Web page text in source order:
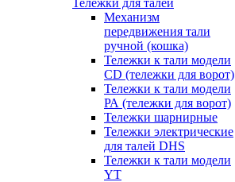
Тележки для талей
Механизм
передвижения тали
ручной (кошка)
Тележки к тали модели
CD (тележки для ворот)
Тележки к тали модели
РА (тележки для ворот)
Тележки шарнирные
Тележки электрические
для талей DHS
Тележки к тали модели
YT